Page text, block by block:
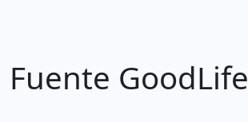
Fuente GoodLife